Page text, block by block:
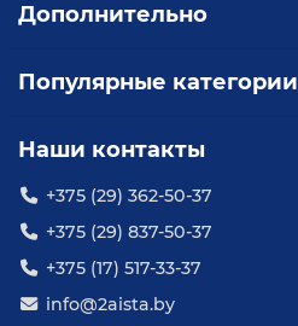
Дополнительно
Популярные категории
Наши контакты
+375 (29) 362-50-37
+375 (29) 837-50-37
+375 (17) 517-33-37
info@2aista.by